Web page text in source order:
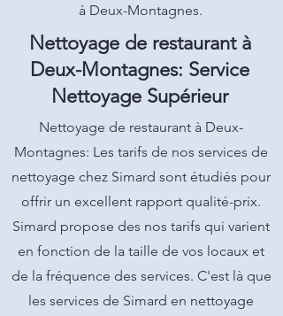
à Deux-Montagnes.
Nettoyage de restaurant à
Deux-Montagnes: Service
Nettoyage Supérieur
Nettoyage de restaurant à Deux-
Montagnes: Les tarifs de nos services de
nettoyage chez Simard sont étudiés pour
offrir un excellent rapport qualité-prix.
Simard propose des nos tarifs qui varient
en fonction de la taille de vos locaux et
de la fréquence des services. C'est là que
les services de Simard en nettoyage